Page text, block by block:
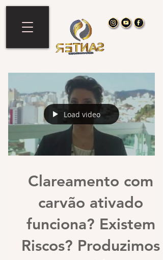
Load video
Clareamento com
carvão ativado
funciona? Existem
Riscos? Produzimos